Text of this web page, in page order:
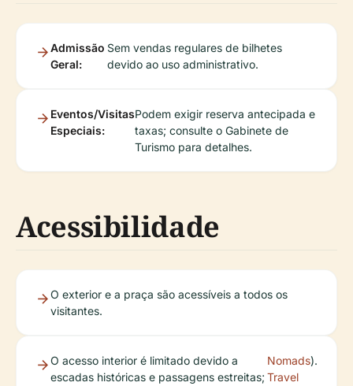
Admissão
Geral:
Sem vendas regulares de bilhetes
devido ao uso administrativo.
Eventos/Visitas
Especiais:
Podem exigir reserva antecipada e
taxas; consulte o Gabinete de
Turismo para detalhes.
Acessibilidade
O exterior e a praça são acessíveis a todos os
visitantes.
O acesso interior é limitado devido a
escadas históricas e passagens estreitas;
Nomads
Travel
).